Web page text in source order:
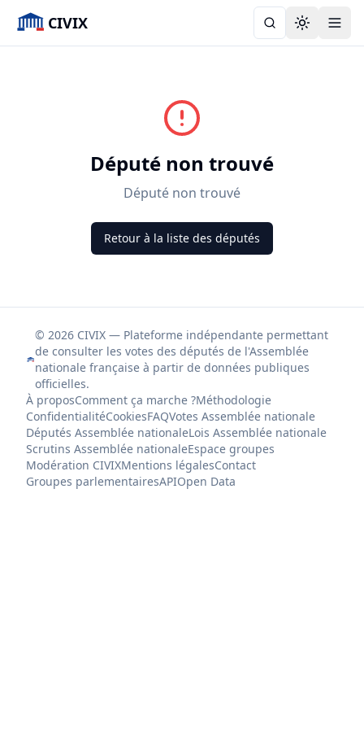
CIVIX Toggle
Député non trouvé
Député non trouvé
Retour à la liste des députés
© 2026 CIVIX — Plateforme indépendante permettant
de consulter les votes des députés de l'Assemblée
nationale française à partir de données publiques
officielles.
À proposComment ça marche ?Méthodologie
ConfidentialitéCookiesFAQVotes Assemblée nationale
Députés Assemblée nationaleLois Assemblée nationale
Scrutins Assemblée nationaleEspace groupes
Modération CIVIXMentions légalesContact
Groupes parlementairesAPIOpen Data